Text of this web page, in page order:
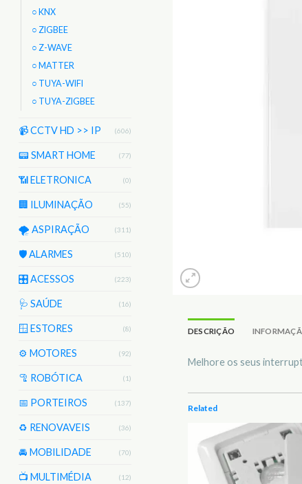
○ KNX
○ ZIGBEE
○ Z-WAVE
○ MATTER
○ TUYA-WIFI
○ TUYA-ZIGBEE
📹 CCTV HD >> IP (606)
📟 SMART HOME (77)
📶 ELETRONICA (0)
🏢 ILUMINAÇÃO (55)
🌪️ ASPIRAÇÃO (311)
🛡️ ALARMES (510)
🎛️ ACESSOS (223)
🩺 SAÚDE (16)
🪟 ESTORES (8)
⚙️ MOTORES (92)
🦿 ROBÓTICA (1)
📅 PORTEIROS (137)
♻️ RENOVAVEIS (36)
🚘 MOBILIDADE (70)
📺 MULTIMÉDIA (12)
DESCRIÇÃO
Melhore os seus
Related